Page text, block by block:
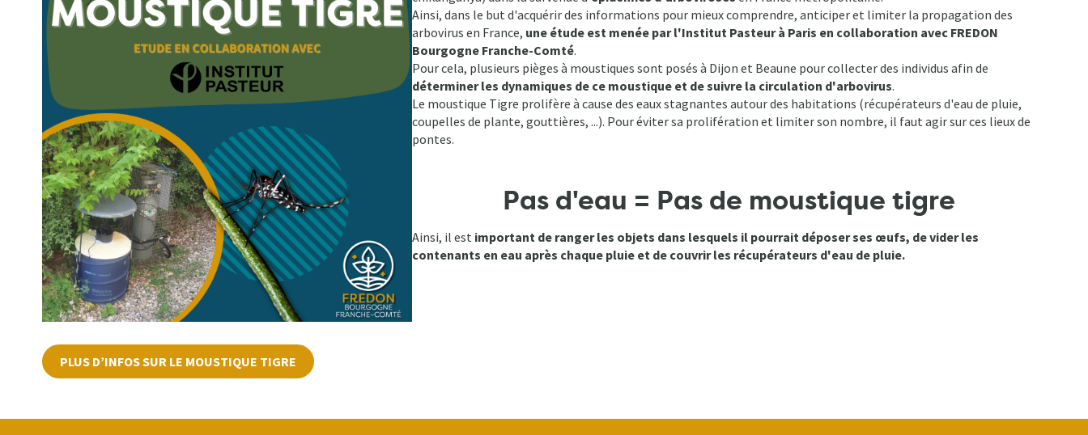
Ainsi, dans le but d'acquérir des informations pour mieux comprendre, anticiper et limiter la propagation des
arbovirus en France, une étude est menée par l'Institut Pasteur à Paris en collaboration avec FREDON
Bourgogne Franche-Comté.
Pour cela, plusieurs pièges à moustiques sont posés à Dijon et Beaune pour collecter des individus afin de
déterminer les dynamiques de ce moustique et de suivre la circulation d'arbovirus.
Le moustique Tigre prolifère à cause des eaux stagnantes autour des habitations (récupérateurs d'eau de pluie,
coupelles de plante, gouttières, ...). Pour éviter sa prolifération et limiter son nombre, il faut agir sur ces lieux de
pontes.
Pas d'eau = Pas de moustique tigre
Ainsi, il est important de ranger les objets dans lesquels il pourrait déposer ses œufs, de vider les
contenants en eau après chaque pluie et de couvrir les récupérateurs d'eau de pluie.
PLUS D’INFOS SUR LE MOUSTIQUE TIGRE